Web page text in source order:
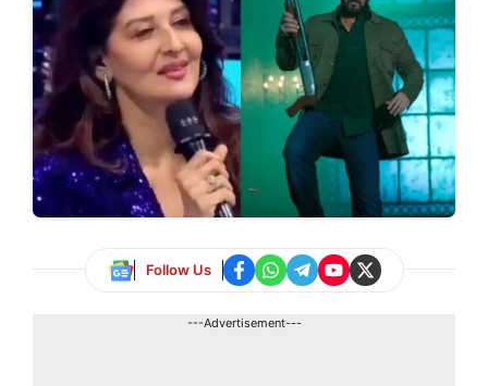
Follow Us
---Advertisement---